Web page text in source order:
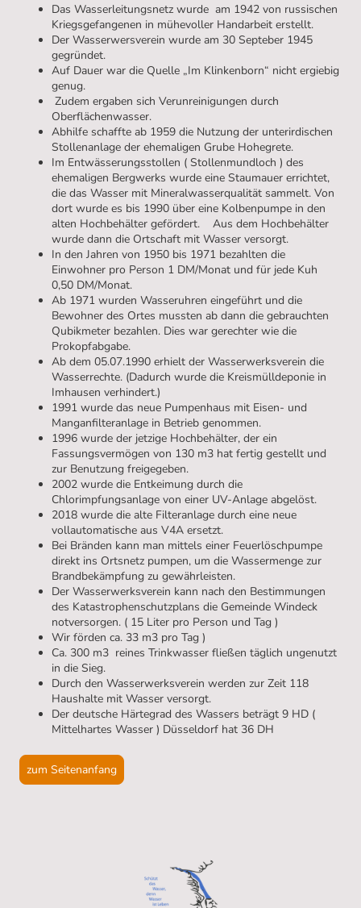
Das Wasserleitungsnetz wurde am 1942 von russischen
Kriegsgefangenen in mühevoller Handarbeit erstellt.
Der Wasserwersverein wurde am 30 Septeber 1945
gegründet.
Auf Dauer war die Quelle „Im Klinkenborn“ nicht ergiebig
genug.
Zudem ergaben sich Verunreinigungen durch
Oberflächenwasser.
Abhilfe schaffte ab 1959 die Nutzung der unterirdischen
Stollenanlage der ehemaligen Grube Hohegrete.
Im Entwässerungsstollen ( Stollenmundloch ) des
ehemaligen Bergwerks wurde eine Staumauer errichtet,
die das Wasser mit Mineralwasserqualität sammelt. Von
dort wurde es bis 1990 über eine Kolbenpumpe in den
alten Hochbehälter gefördert. Aus dem Hochbehälter
wurde dann die Ortschaft mit Wasser versorgt.
In den Jahren von 1950 bis 1971 bezahlten die
Einwohner pro Person 1 DM/Monat und für jede Kuh
0,50 DM/Monat.
Ab 1971 wurden Wasseruhren eingeführt und die
Bewohner des Ortes mussten ab dann die gebrauchten
Qubikmeter bezahlen. Dies war gerechter wie die
Prokopfabgabe.
Ab dem 05.07.1990 erhielt der Wasserwerksverein die
Wasserrechte. (Dadurch wurde die Kreismülldeponie in
Imhausen verhindert.)
1991 wurde das neue Pumpenhaus mit Eisen- und
Manganfilteranlage in Betrieb genommen.
1996 wurde der jetzige Hochbehälter, der ein
Fassungsvermögen von 130 m3 hat fertig gestellt und
zur Benutzung freigegeben.
2002 wurde die Entkeimung durch die
Chlorimpfungsanlage von einer UV-Anlage abgelöst.
2018 wurde die alte Filteranlage durch eine neue
vollautomatische aus V4A ersetzt.
Bei Bränden kann man mittels einer Feuerlöschpumpe
direkt ins Ortsnetz pumpen, um die Wassermenge zur
Brandbekämpfung zu gewährleisten.
Der Wasserwerksverein kann nach den Bestimmungen
des Katastrophenschutzplans die Gemeinde Windeck
notversorgen. ( 15 Liter pro Person und Tag )
Wir förden ca. 33 m3 pro Tag )
Ca. 300 m3 reines Trinkwasser fließen täglich ungenutzt
in die Sieg.
Durch den Wasserwerksverein werden zur Zeit 118
Haushalte mit Wasser versorgt.
Der deutsche Härtegrad des Wassers beträgt 9 HD (
Mittelhartes Wasser ) Düsseldorf hat 36 DH
zum Seitenanfang